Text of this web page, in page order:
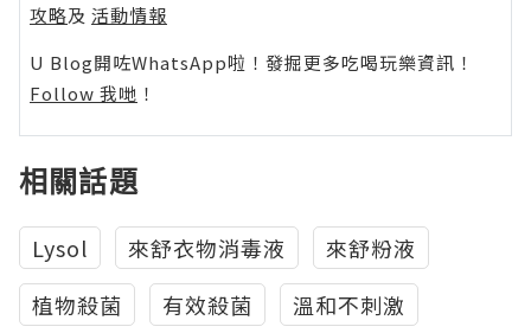
攻略及 活動情報
U Blog開咗WhatsApp啦！發掘更多吃喝玩樂資訊！
Follow 我哋 ！
相關話題
Lysol 來舒衣物消毒液
來舒粉液
植物殺菌
有效殺菌
溫和不刺激